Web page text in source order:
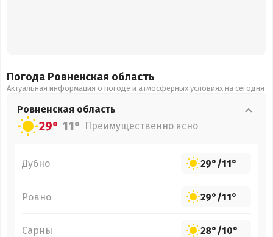
Погода Ровненская область
Актуальная информация о погоде и атмосферных условиях на сегодня
Ровненская область
29° 11° Преимущественно ясно
Дубно 29°/11°
Ровно 29°/11°
Сарны 28°/10°